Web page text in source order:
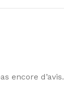
encore d’avis.